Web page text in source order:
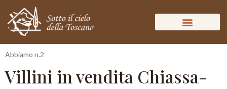
Abbiamo n.2
Villini in vendita Chiassa-